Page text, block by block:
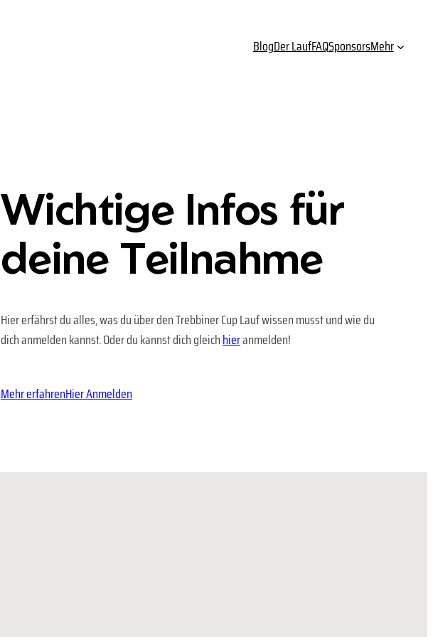
BlogDer LaufFAQSponsorsMehr
Wichtige Infos für
deine Teilnahme
Hier erfährst du alles, was du über den Trebbiner Cup Lauf wissen musst und wie du
dich anmelden kannst. Oder du kannst dich gleichhieranmelden!
Mehr erfahrenHier Anmelden